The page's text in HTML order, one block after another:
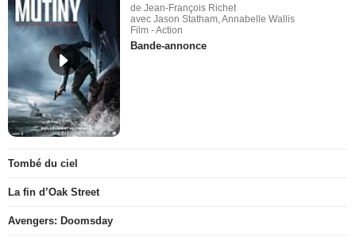
de Jean-François Richet
avec Jason Statham, Annabelle Wallis
Film - Action
Bande-annonce
Tombé du ciel
La fin d’Oak Street
Avengers: Doomsday